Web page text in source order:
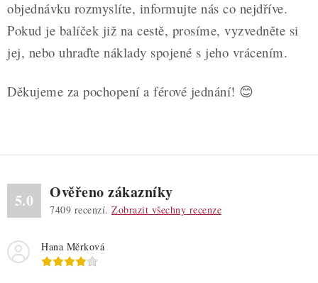
objednávku rozmyslíte, informujte nás co nejdříve.
Pokud je balíček již na cestě, prosíme, vyzvedněte si
jej, nebo uhraďte náklady spojené s jeho vrácením.
Děkujeme za pochopení a férové jednání! 😊
5.0 Ověřeno zákazníky
7409 recenzí. Zobrazit všechny recenze
Hana Měrková